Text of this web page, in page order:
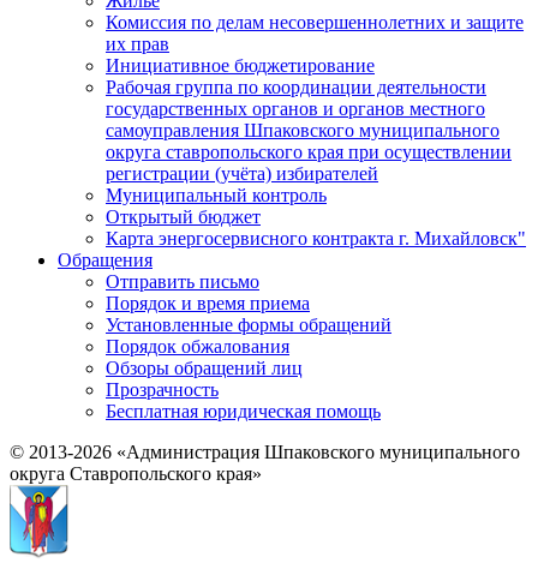
Комиссия по делам несовершеннолетних и защите
их прав
Инициативное бюджетирование
Рабочая группа по координации деятельности
государственных органов и органов местного
самоуправления Шпаковского муниципального
округа ставропольского края при осуществлении
регистрации (учёта) избирателей
Муниципальный контроль
Открытый бюджет
Карта энергосервисного контракта г. Михайловск"
Обращения
Отправить письмо
Порядок и время приема
Установленные формы обращений
Порядок обжалования
Обзоры обращений лиц
Прозрачность
Бесплатная юридическая помощь
© 2013-2026 «Администрация Шпаковского муниципального
округа Ставропольского края»